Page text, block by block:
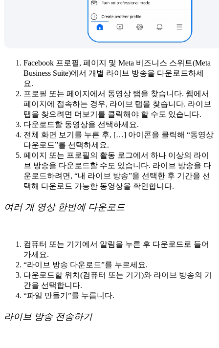
Facebook 프로필, 페이지 및 Meta 비즈니스 스위트(Meta
Business Suite)에서 개별 라이브 방송을 다운로드하세
요.
프로필 또는 페이지에서 동영상 탭을 찾습니다. 웹에서
페이지에 접속하는 경우, 라이브 탭을 찾습니다. 라이브
탭을 찾으려면 더보기를 클릭해야 할 수도 있습니다.
다운로드할 동영상을 선택하세요.
전체 화면 보기를 누른 후, […] 아이콘을 클릭해 “동영상
다운로드”를 선택하세요.
페이지 또는 프로필의 활동 로그에서 하나 이상의 라이
브 방송을 다운로드할 수도 있습니다. 라이브 방송을 다
운로드하려면, “내 라이브 방송”을 선택한 후 기간을 선
택해 다운로드 가능한 동영상을 확인합니다.
여러 개 영상 한번에 다운로드
컴퓨터 또는 기기에서 알림을 누른 후 다운로드로 들어
가세요.
“라이브 방송 다운로드”를 누르세요.
다운로드할 위치(컴퓨터 또는 기기)와 라이브 방송의 기
간을 선택합니다.
“파일 만들기”를 누릅니다.
라이브 방송 전송하기